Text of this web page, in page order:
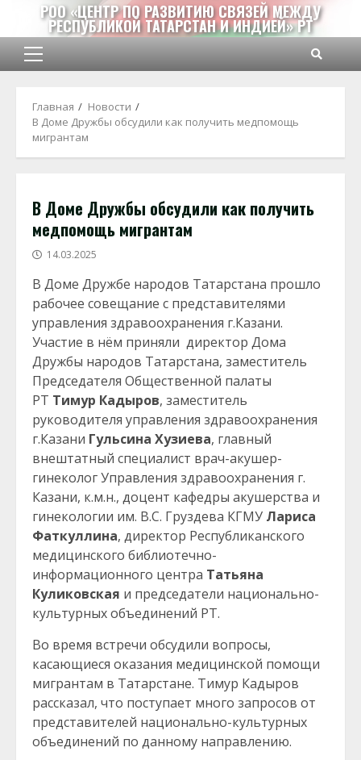
Перейти
содержимому
РОО «ЦЕНТР ПО РАЗВИТИЮ СВЯЗЕЙ МЕЖДУ
РЕСПУБЛИКОЙ ТАТАРСТАН И ИНДИЕЙ» РТ
Основное
Главная
Новости
В Доме Дружбы обсудили как получить медпомощь
мигрантам
В Доме Дружбы обсудили как получить
медпомощь мигрантам
14.03.2025
В Доме Дружбе народов Татарстана прошло
рабочее совещание с представителями
управления здравоохранения г.Казани.
Участие в нём приняли директор Дома
Дружбы народов Татарстана, заместитель
Председателя Общественной палаты
РТ Тимур Кадыров, заместитель
руководителя управления здравоохранения
г.Казани Гульсина Хузиева, главный
внештатный специалист врач-акушер-
гинеколог Управления здравоохранения г.
Казани, к.м.н., доцент кафедры акушерства и
гинекологии им. В.С. Груздева КГМУ Лариса
Фаткуллина, директор Республиканского
медицинского библиотечно-
информационного центра Татьяна
Куликовская и председатели национально-
культурных объединений РТ.
Во время встречи обсудили вопросы,
касающиеся оказания медицинской помощи
мигрантам в Татарстане. Тимур Кадыров
рассказал, что поступает много запросов от
представителей национально-культурных
объединений по данному направлению.